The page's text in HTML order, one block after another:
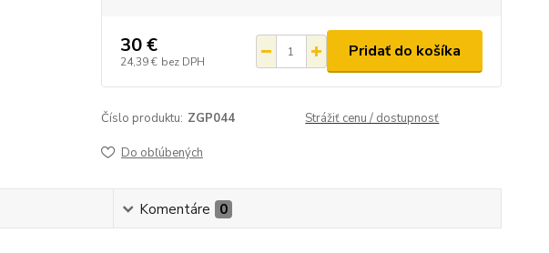
30 €
24,39 € bez DPH
Pridať do košíka
Číslo produktu: ZGP044 Strážiť cenu / dostupnosť
Do obľúbených
Komentáre 0